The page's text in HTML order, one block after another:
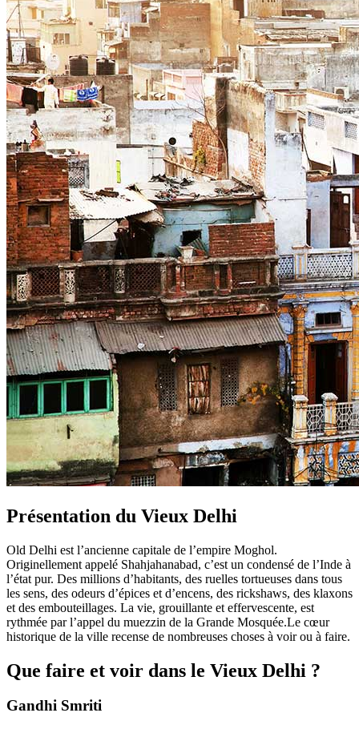
Présentation du Vieux Delhi
Old Delhi est l’ancienne capitale de l’empire Moghol.
Originellement appelé Shahjahanabad, c’est un condensé de l’Inde à
l’état pur. Des millions d’habitants, des ruelles tortueuses dans tous
les sens, des odeurs d’épices et d’encens, des rickshaws, des klaxons
et des embouteillages. La vie, grouillante et effervescente, est
rythmée par l’appel du muezzin de la Grande Mosquée.Le cœur
historique de la ville recense de nombreuses choses à voir ou à faire.
Que faire et voir dans le Vieux Delhi ?
Gandhi Smriti